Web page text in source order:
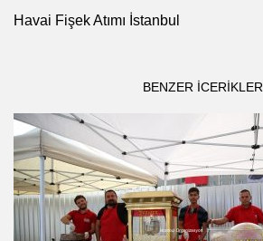
Havai Fişek Atımı İstanbul
BENZER ICERIKLER